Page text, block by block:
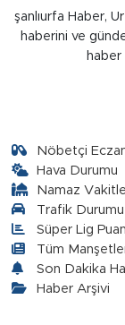
şanlıurfa Haber,
haberini ve
haber
Nöbetçi
Hava Durumu
Namaz
Trafik Durumu
Süper Lig
Tüm
Son Dakika
Haber Arşivi